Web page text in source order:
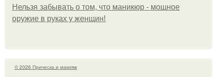
Нельзя забывать о том, что маникюр - мощное
оружие в руках у женщин!
© 2026 Прическа и макияж